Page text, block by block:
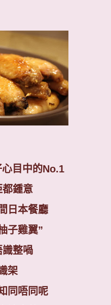
目中的No.1
都鍾意
日本餐廳
子雞翼”
識整喎
架
同唔同呢